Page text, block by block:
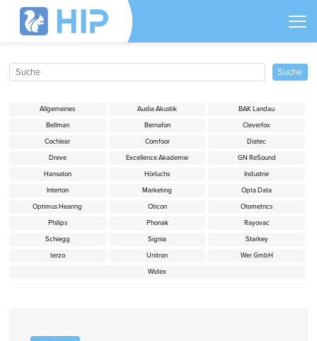
Allgemeines Audia Akustik
BAK Landau
Bellman
Bernafon
Cleverfox
Cochlear
Comfoor
Diatec
Dreve
Excellence Akademie
GN ReSound
Hansaton
Hörluchs
Industrie
Interton
Marketing
Opta Data
Optimus Hearing
Oticon
Otometrics
Philips
Phonak
Rayovac
Schiegg
Signia
Starkey
terzo
Unitron
Wer GmbH
Widex